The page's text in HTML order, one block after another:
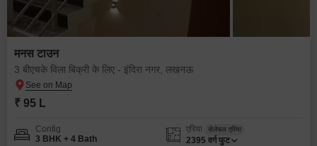
मनस टाउन
3 बीएचके विला बिक्री के लिए - इंदिरा नगर, लखनऊ
₹ 95 L
Config
3 BHK + 4 Bath
एरिया सेलेबल एरिया
2395 वर्ग फुट